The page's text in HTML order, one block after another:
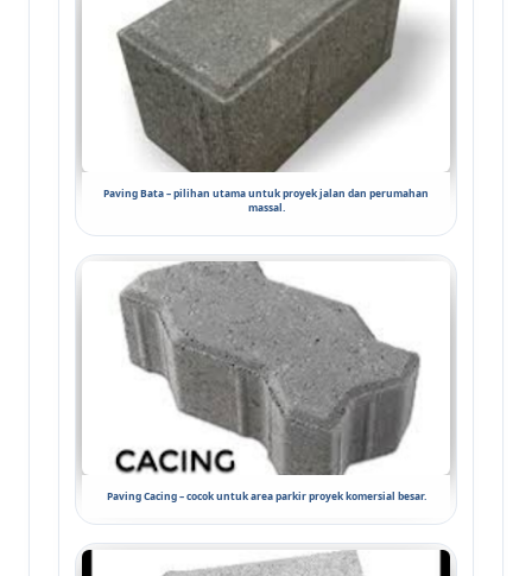
Paving Bata – pilihan utama untuk proyek jalan dan perumahan
massal.
Paving Cacing – cocok untuk area parkir proyek komersial besar.